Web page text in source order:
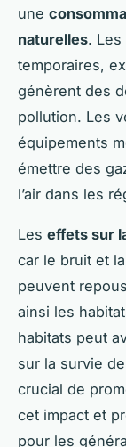
une
naturelles.
temporaires,
génèrent des
pollution. Les
équipements
émettre des
l’air dans les
Les effets sur
car le bruit et
peuvent
ainsi les
habitats peut
sur la survie
crucial de
cet impact et
pour les